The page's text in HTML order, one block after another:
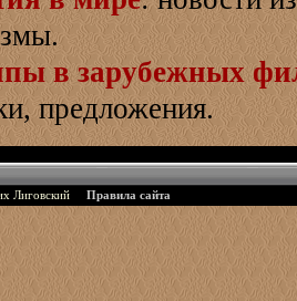
в зарубежных
предложения.
Лиговский Правила сайта